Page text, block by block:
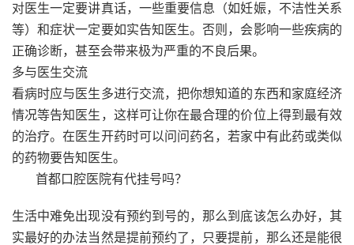
对医生一定要讲真话，一些重要信息（如妊娠，不洁性关系
等）和症状一定要如实告知医生。否则，会影响一些疾病的
正确诊断，甚至会带来极为严重的不良后果。
多与医生交流
看病时应与医生多进行交流，把你想知道的东西和家庭经济
情况等告知医生，这样可让你在最合理的价位上得到最有效
的治疗。在医生开药时可以问问药名，若家中有此药或类似
的药物要告知医生。
首都口腔医院有代挂号吗？
生活中难免出现没有预约到号的，那么到底该怎么办好，其
实最好的办法当然是提前预约了，只要提前，那么还是能很